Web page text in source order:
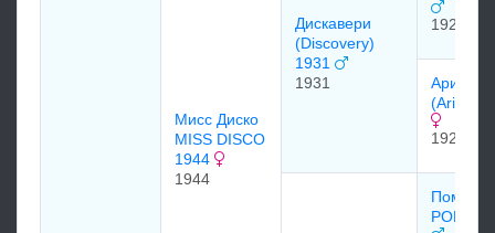
Мисс Диско
MISS DISCO
1944
1944
Диcкавеpи
(Discovery)
1931
1931
1923
Аpиадна
1926
Помпей